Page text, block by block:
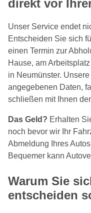
direkt vor
Unser Service endet
Entscheiden Sie sich
einen Termin zur
Hause, am
in Neumünster.
angegebenen Daten,
schließen mit Ihnen
Das Geld? Erhalten
noch bevor wir Ihr
Abmeldung Ihres
Bequemer kann
Warum Sie
entscheiden